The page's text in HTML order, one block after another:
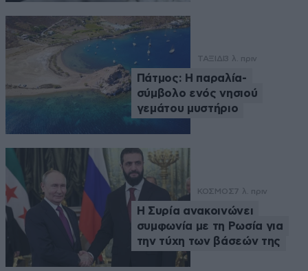
ΤΑΞΙΔΙ3 λ. πριν
Πάτμος: Η παραλία-
σύμβολο ενός νησιού
γεμάτου μυστήριο
ΚΟΣΜΟΣ7 λ. πριν
Η Συρία ανακοινώνει
συμφωνία με τη Ρωσία για
την τύχη των βάσεών της